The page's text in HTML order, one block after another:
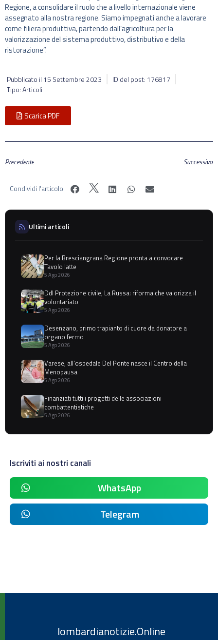
Regione, a consolidare il ruolo che a livello internazionale viene
assegnato alla nostra regione. Siamo impegnati anche a lavorare
come filiera produttiva, partendo dall’agricoltura per la
valorizzazione del sistema produttivo, distributivo e della
ristorazione”.
Pubblicato il 15 Settembre 2023
ID del post: 176817
Tipo: Articoli
Scarica PDF
Precedente Successivo
Condividi l'articolo:
Ultimi articoli
Per la Bresciangrana Regione pronta a convocare
Tavolo latte
5 Ago 2026
Ddl Protezione civile, La Russa: riforma che valorizza il
volontariato
5 Ago 2026
Desenzano, primo trapianto di cuore da donatore a
organo fermo
5 Ago 2026
Varese, all'ospedale Del Ponte nasce il Centro della
Menopausa
5 Ago 2026
Finanziati tutti i progetti delle associazioni
combattentistiche
5 Ago 2026
Iscriviti ai nostri canali
WhatsApp
Telegram
lombardianotizie.Online